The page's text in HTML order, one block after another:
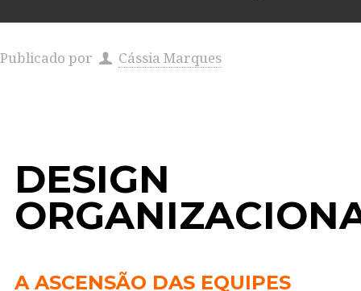
Publicado por Cássia Marques
DESIGN
A ASCENSÃO DAS EQUIPES